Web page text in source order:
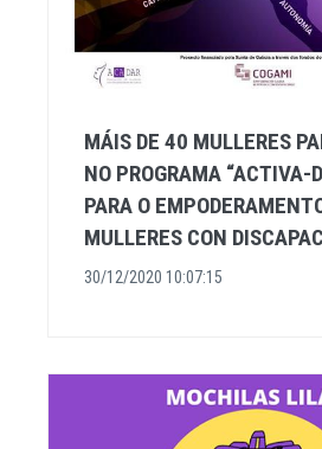
MÁIS DE 40 MULLERES
NO PROGRAMA “ACTIVA-
PARA O
MULLERES CON
30/12/2020 10:07:15